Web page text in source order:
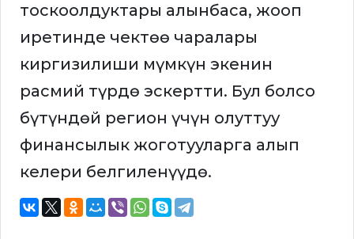
тоскоолдуктары алынбаса, жооп
иретинде чектөө чаралары
киргизилиши мүмкүн экенин
расмий түрдө эскертти. Бул болсо
бүтүндөй регион үчүн олуттуу
финансылык жоготууларга алып
келери белгиленүүдө.